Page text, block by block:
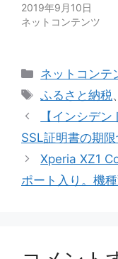
2019年9月10日
ネットコンテンツ
カ
テ
リ
ー
ネットコンテ
タ
グ
ふるさと納税
【インシデ
SSL証明書の期限
Xperia XZ1
ポート入り。機